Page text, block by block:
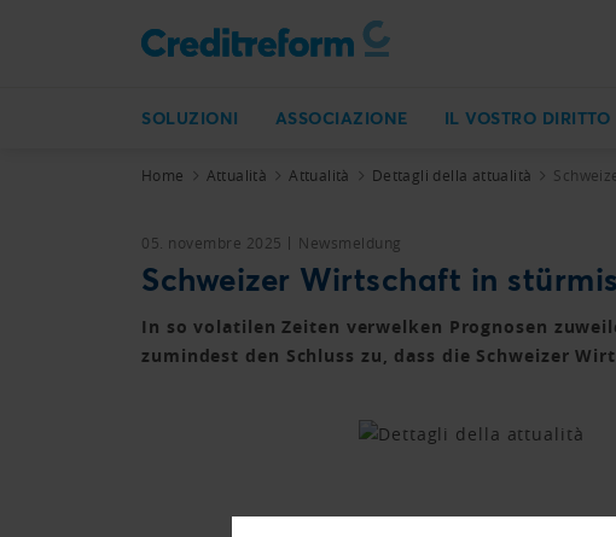
SOLUZIONI ASSOCIAZIONE IL VOSTRO DIRITTO
Home Attualità Attualità Dettagli della attualità
05. novembre 2025 Newsmeldung
Schweizer Wirtschaft in
In so volatilen Zeiten verwelken Prognosen
zumindest den Schluss zu, dass die Schweizer